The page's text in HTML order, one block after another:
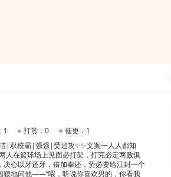
1 ● 打赏：0 ● 催更：1
|双校霸|强强|受追攻✨✨文案一人人都知
在篮球场上见面必打架，打完必定两败俱
心以牙还牙，倍加奉还，势必要给江封一个
狠地问他——“喂，听说你喜欢男的，你看我